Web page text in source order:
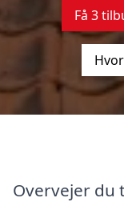
Få 3
Overvejer du